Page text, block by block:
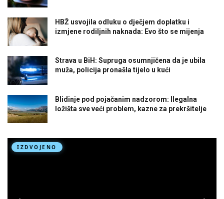
HBŽ usvojila odluku o dječjem doplatku i
izmjene rodiljnih naknada: Evo što se mijenja
Strava u BiH: Supruga osumnjičena da je ubila
muža, policija pronašla tijelo u kući
Blidinje pod pojačanim nadzorom: Ilegalna
ložišta sve veći problem, kazne za prekršitelje